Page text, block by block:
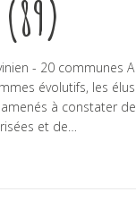
- 20 communes A
évolutifs, les élus
à constater de
et de…